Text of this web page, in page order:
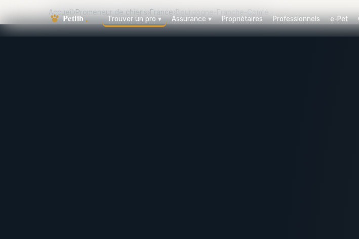
Trouver un pro▾ Assurance▾ Propriétaires Professionnels e-Pet
Accueil›Promeneur de chiens›France›Bourgogne-Franche-Comté